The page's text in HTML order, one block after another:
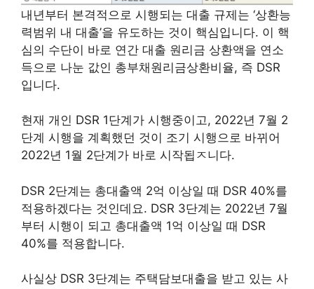
내년부터 본격적으로 시행되는 대출 규제는 ‘상환능
력범위 내 대출’을 유도하는 것이 핵심입니다. 이 핵
심의 수단이 바로 연간 대출 원리금 상환액을 연소
득으로 나눈 값인 총부채원리금상환비율, 즉 DSR
입니다.
현재 개인 DSR 1단계가 시행중이고, 2022년 7월 2
단계 시행을 계획했던 것이 조기 시행으로 바뀌어
2022년 1월 2단계가 바로 시작됩ㅈ니다.
DSR 2단계는 총대출액 2억 이상일 때 DSR 40%를
적용하겠다는 것인데요. DSR 3단계는 2022년 7월
부터 시행이 되고 총대출액 1억 이상일 때 DSR
40%를 적용합니다.
사실상 DSR 3단계는 주택담보대출을 받고 있는 사